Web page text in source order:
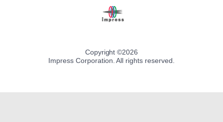
Copyright ©2026
Impress Corporation. All rights reserved.